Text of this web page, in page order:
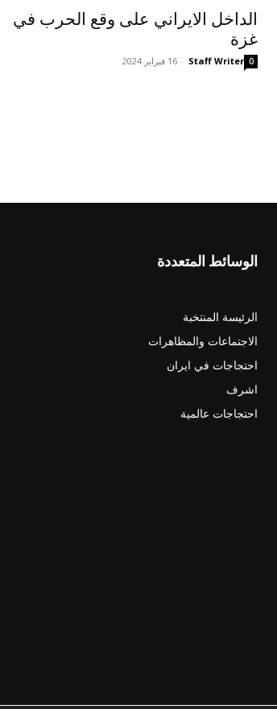
الداخل الايراني على وقع الحرب في
غزة
Staff Writer
- 16 فبراير 2024 0
الوسائط المتعددة
الرئيسة المنتخبة
الاجتماعات والمظاهرات
احتجاجات في ايران
اشرف
احتجاجات عالمية